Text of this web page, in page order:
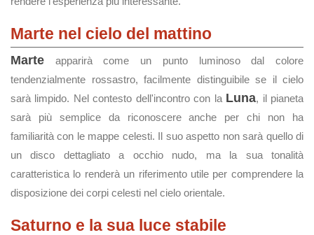
Marte nel cielo del mattino
Marte apparirà come un punto luminoso dal colore
tendenzialmente rossastro, facilmente distinguibile se il cielo
sarà limpido. Nel contesto dell'incontro con la Luna, il pianeta
sarà più semplice da riconoscere anche per chi non ha
familiarità con le mappe celesti. Il suo aspetto non sarà quello di
un disco dettagliato a occhio nudo, ma la sua tonalità
caratteristica lo renderà un riferimento utile per comprendere la
disposizione dei corpi celesti nel cielo orientale.
Saturno e la sua luce stabile